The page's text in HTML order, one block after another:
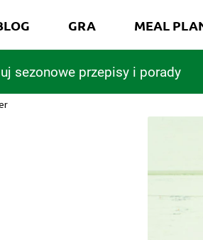
sezonowe przepisy i porady
GRA MEAL